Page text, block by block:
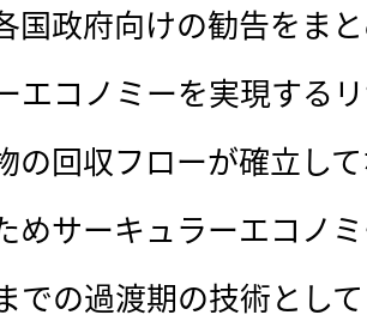
国政府向けの勧告をま
エコノミーを実現する
の回収フローが確立し
めサーキュラーエコノ
での過渡期の技術とし